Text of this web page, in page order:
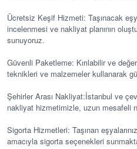
Ücretsiz Keşif Hizmeti: Taşınacak
incelenmesi ve nakliyat planının
sunuyoruz.
Güvenli Paketleme: Kırılabilir ve
teknikleri ve malzemeler kullanarak
Şehirler Arası Nakliyat:İstanbul ve
nakliyat hizmetimizle, uzun mesafeli
Sigorta Hizmetleri: Taşınan
amacıyla sigorta seçenekleri